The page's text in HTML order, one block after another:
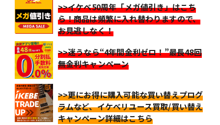
>>イケベ50周年「メガ値引き」はこち
ら！商品は頻繁に入れ替わりますので、
お見逃しなく！
>>迷うなら“4年間金利ゼロ！”最長48回
無金利キャンペーン
>>更にお得に購入可能な買い替えプログ
ラムなど、イケベリユース買取/買い替え
キャンペーン詳細はこちら